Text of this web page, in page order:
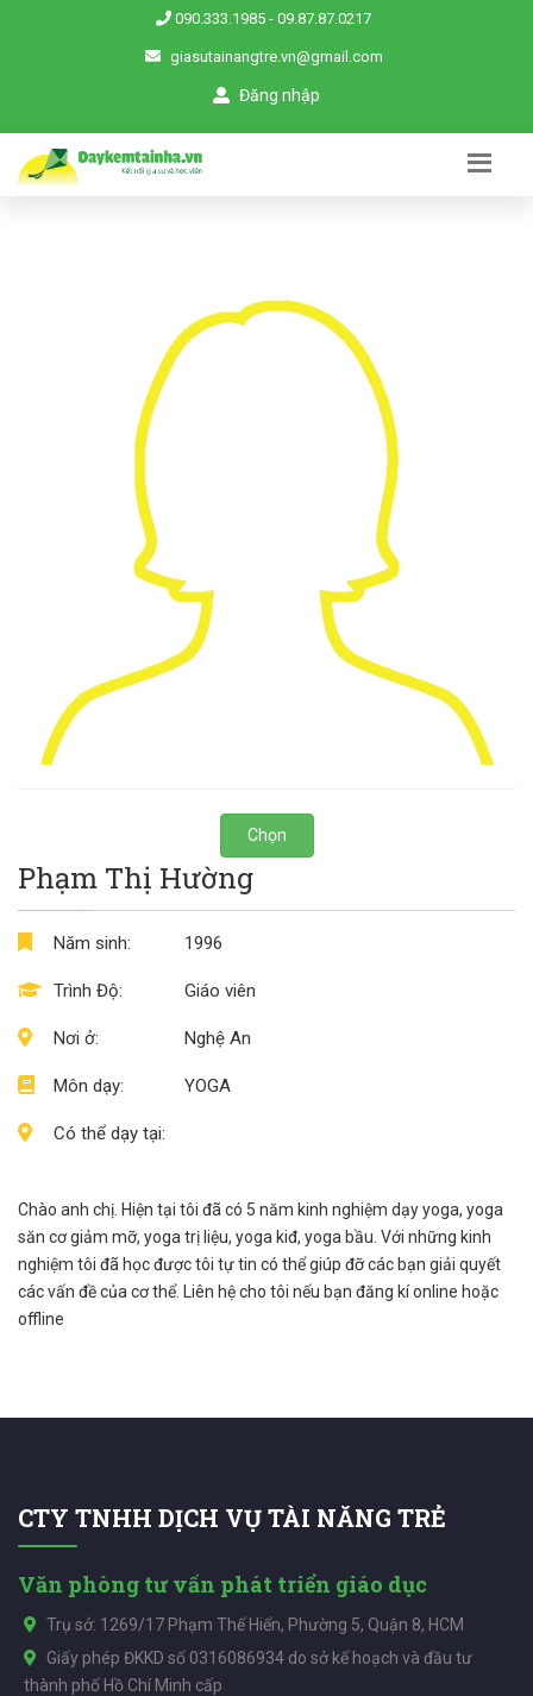
090.333.1985 - 09.87.87.0217
giasutainangtre.vn@gmail.com
Đăng nhập
Chọn
Phạm Thị Hường
Năm sinh:
Trình Độ:
Nơi ở:
Môn dạy:
Có thể dạy tại:
1996
Giáo viên
Nghệ An
YOGA
Chào anh chị. Hiện tại tôi đã có 5 năm kinh nghiệm dạy yoga, yoga
săn cơ giảm mỡ, yoga trị liệu, yoga kiđ, yoga bầu. Với những kinh
nghiệm tôi đã học được tôi tự tin có thể giúp đỡ các bạn giải quyết
các vấn đề của cơ thể. Liên hệ cho tôi nếu bạn đăng kí online hoặc
offline
CTY TNHH DỊCH VỤ TÀI NĂNG TRẺ
Văn phòng tư vấn phát triển giáo dục
Trụ sở: 1269/17 Phạm Thế Hiển, Phường 5, Quận 8, HCM
Giấy phép ĐKKD số 0316086934 do sở kế hoạch và đầu tư
thành phố Hồ Chí Minh cấp